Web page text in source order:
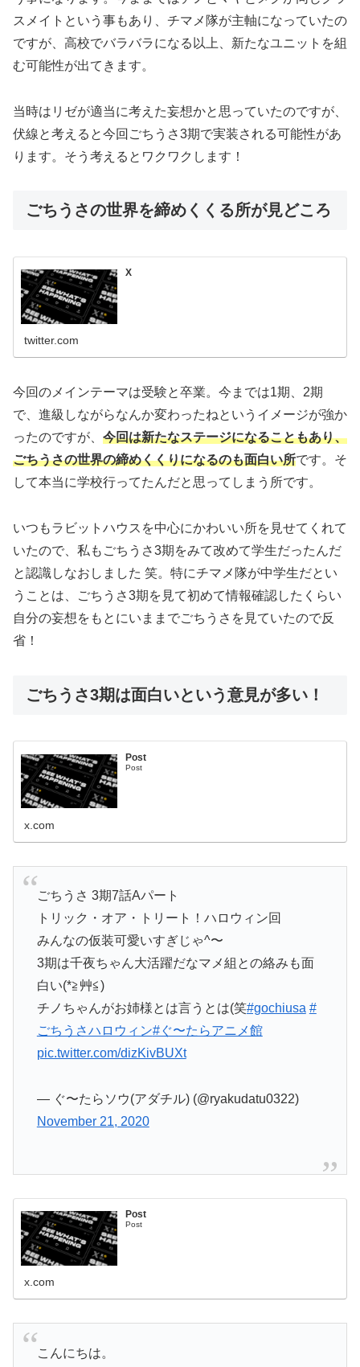
スメイトという事もあり、チマメ隊が主軸になっていたの
ですが、高校でバラバラになる以上、新たなユニットを組
む可能性が出てきます。
当時はリゼが適当に考えた妄想かと思っていたのですが、
伏線と考えると今回ごちうさ3期で実装される可能性があ
ります。そう考えるとワクワクします！
ごちうさの世界を締めくくる所が見どころ
X
twitter.com
今回のメインテーマは受験と卒業。今までは1期、2期
で、進級しながらなんか変わったねというイメージが強か
ったのですが、 今回は新たなステージになることもあり、
ごちうさの世界の締めくくりになるのも面白い所です。そ
して本当に学校行ってたんだと思ってしまう所です。
いつもラビットハウスを中心にかわいい所を見せてくれて
いたので、私もごちうさ3期をみて改めて学生だったんだ
と認識しなおしました 笑。特にチマメ隊が中学生だとい
うことは、ごちうさ3期を見て初めて情報確認したくらい
自分の妄想をもとにいままでごちうさを見ていたので反
省！
ごちうさ3期は面白いという意見が多い！
Post
Post
x.com
ごちうさ 3期7話Aパート
トリック・オア・トリート！ハロウィン回
みんなの仮装可愛いすぎじゃ^〜
3期は千夜ちゃん大活躍だなマメ組との絡みも面
白い(*≧艸≦)
チノちゃんがお姉様とは言うとは(笑#gochiusa #
ごちうさハロウィン#ぐ〜たらアニメ館
pic.twitter.com/dizKivBUXt
— ぐ〜たらソウ(アダチル) (@ryakudatu0322)
November 21, 2020
Post
Post
x.com
こんにちは。